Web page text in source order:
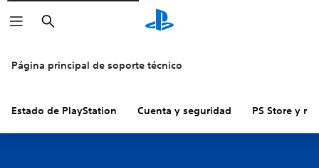
Buscar
Página principal de soporte técnico
Estado de PlayStation Cuenta y seguridad PS Store y